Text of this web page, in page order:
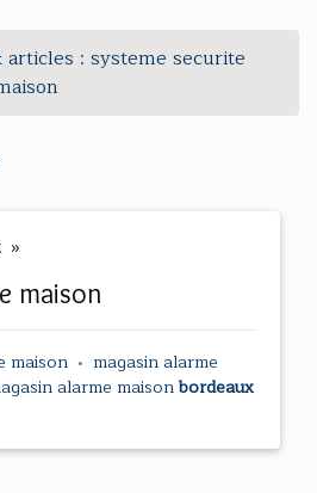
articles : systeme securite
»
maison
maison • magasin alarme
alarme maisonbordeaux